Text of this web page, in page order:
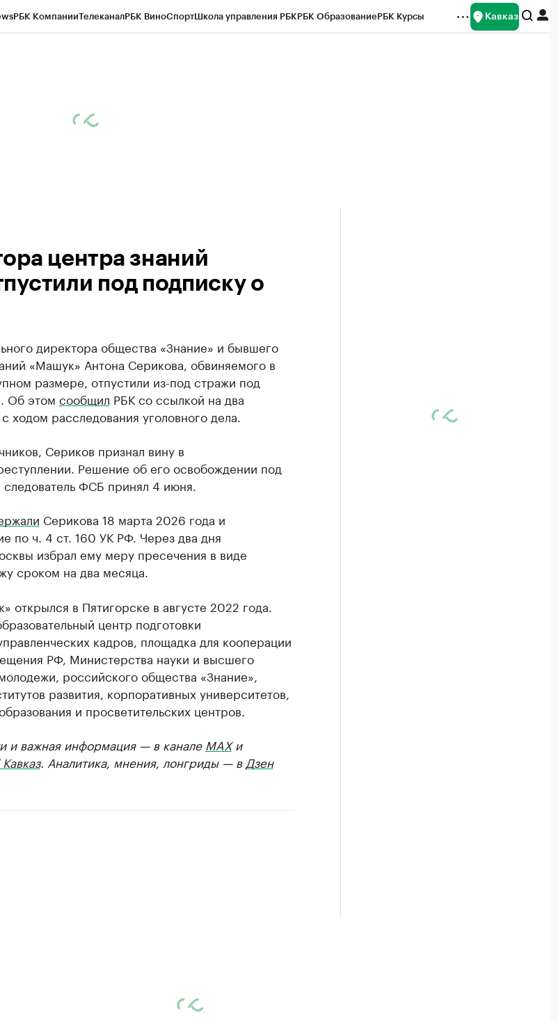
РБК КомпанииТелеканалРБК ВиноСпортШкола управления РБКРБК ОбразованиеРБК Курсы Кавказ
центра знаний
под подписку о
директора общества «Знание» и бывшего
«Машук» Антона Серикова, обвиняемого в
размере, отпустили из-под стражи под
Об этом сообщил РБК со ссылкой на два
ходом расследования уголовного дела.
Сериков признал вину в
Решение об его освобождении под
ФСБ принял 4 июня.
Серикова 18 марта 2026 года и
по ч. 4 ст. 160 УК РФ. Через два дня
избрал ему меру пресечения в виде
сроком на два месяца.
открылся в Пятигорске в августе 2022 года.
центр подготовки
кадров, площадка для кооперации
РФ, Министерства науки и высшего
российского общества «Знание»,
развития, корпоративных университетов,
и просветительских центров.
и важная информация — в канале MAXи
. Аналитика, мнения, лонгриды — в Дзен